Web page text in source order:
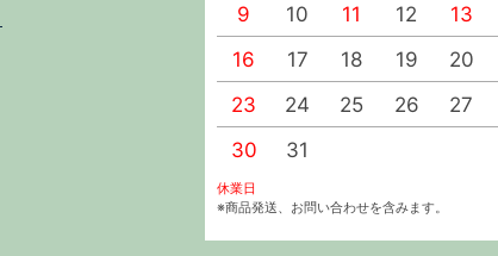
9
10 11 12 13
16
17 18 19 20
23
24 25 26 27
30
31
休業日
※商品発送、お問い合わせを含みます。